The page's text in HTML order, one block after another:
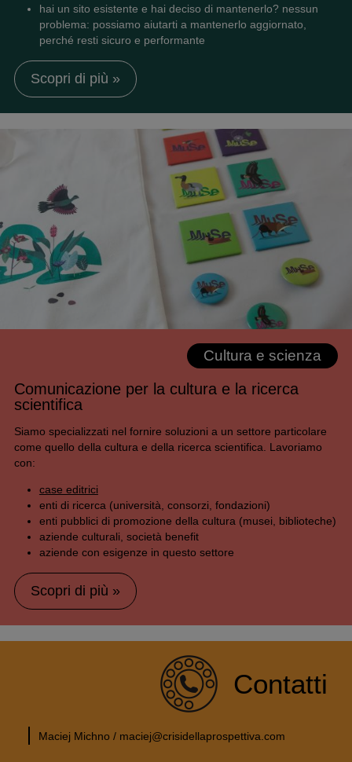
hai un sito esistente e hai deciso di mantenerlo? nessun
problema: possiamo aiutarti a mantenerlo aggiornato,
perché resti sicuro e performante
Scopri di più »
Cultura e scienza
Comunicazione per la cultura e la ricerca
scientifica
Siamo specializzati nel fornire soluzioni a un settore particolare
come quello della cultura e della ricerca scientifica. Lavoriamo
con:
case editrici
enti di ricerca (università, consorzi, fondazioni)
enti pubblici di promozione della cultura (musei, biblioteche)
aziende culturali, società benefit
aziende con esigenze in questo settore
Scopri di più »
Contatti
Maciej Michno / maciej@crisidellaprospettiva.com